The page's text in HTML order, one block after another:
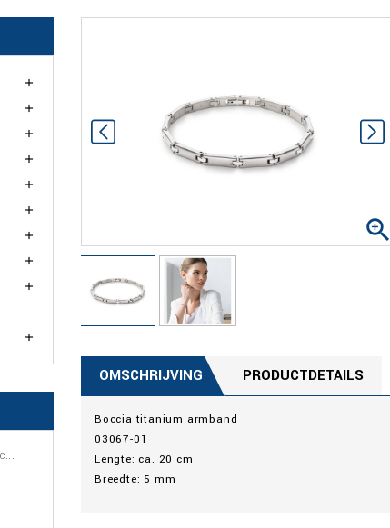











OMSCHRIJVING PRODUCTDETAILS
Boccia titanium armband
03067-01
Lengte: ca. 20 cm
Breedte: 5 mm